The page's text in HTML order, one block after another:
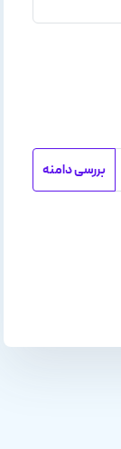
بررسی دامنه